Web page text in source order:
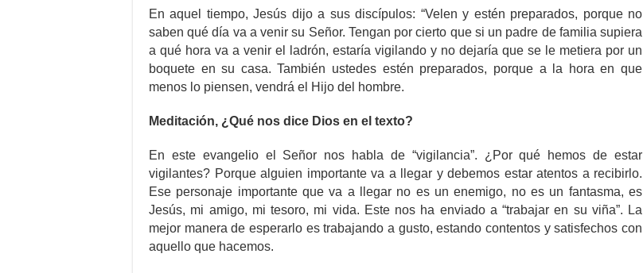
En aquel tiempo, Jesús dijo a sus discípulos: “Velen y estén preparados, porque no
saben qué día va a venir su Señor. Tengan por cierto que si un padre de familia supiera
a qué hora va a venir el ladrón, estaría vigilando y no dejaría que se le metiera por un
boquete en su casa. También ustedes estén preparados, porque a la hora en que
menos lo piensen, vendrá el Hijo del hombre.
Meditación, ¿Qué nos dice Dios en el texto?
En este evangelio el Señor nos habla de “vigilancia”. ¿Por qué hemos de estar
vigilantes? Porque alguien importante va a llegar y debemos estar atentos a recibirlo.
Ese personaje importante que va a llegar no es un enemigo, no es un fantasma, es
Jesús, mi amigo, mi tesoro, mi vida. Este nos ha enviado a “trabajar en su viña”. La
mejor manera de esperarlo es trabajando a gusto, estando contentos y satisfechos con
aquello que hacemos.